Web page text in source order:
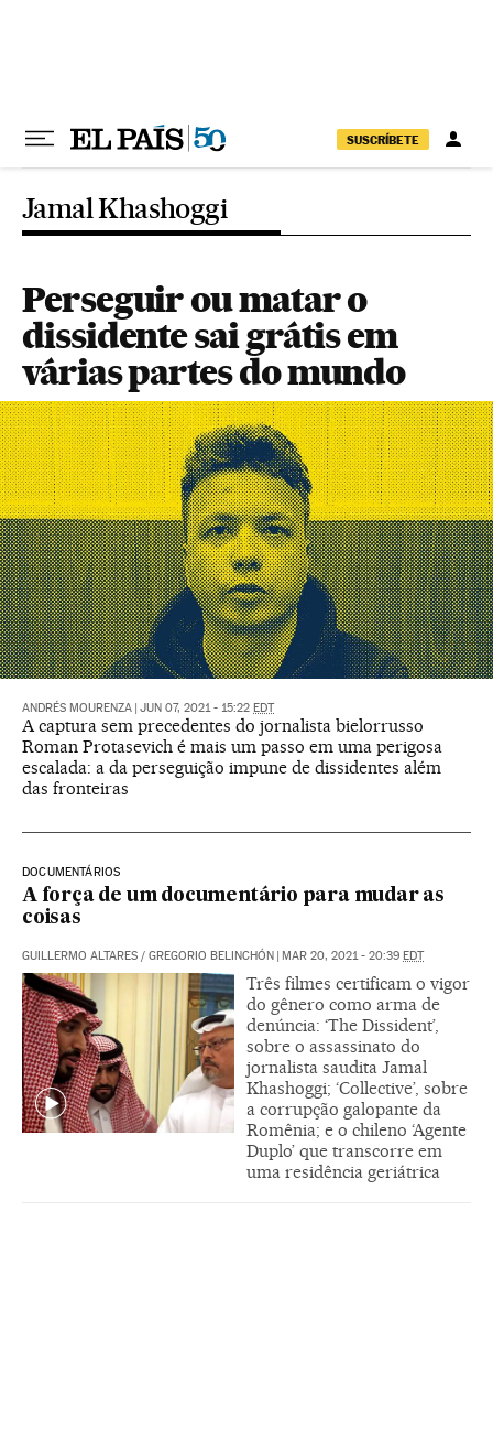
SUSCRÍBETE
Jamal Khashoggi
Perseguir ou matar o
dissidente sai grátis em
várias partes do mundo
ANDRÉS MOURENZA JUN 07, 2021 - 15:22 EDT
A captura sem precedentes do jornalista bielorrusso
Roman Protasevich é mais um passo em uma perigosa
escalada: a da perseguição impune de dissidentes além
das fronteiras
DOCUMENTÁRIOS
A força de um documentário para mudar as
coisas
GUILLERMO ALTARES / GREGORIO BELINCHÓN MAR 20, 2021 - 20:39 EDT
Três filmes certificam o vigor
do gênero como arma de
denúncia: ‘The Dissident’,
sobre o assassinato do
jornalista saudita Jamal
Khashoggi; ‘Collective’, sobre
a corrupção galopante da
Romênia; e o chileno ‘Agente
Duplo’ que transcorre em
uma residência geriátrica